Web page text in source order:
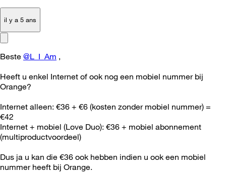
il y a 5 ans
Beste @L_I_Am ,
Heeft u enkel Internet of ook nog een mobiel nummer bij
Orange?
Internet alleen: €36 + €6 (kosten zonder mobiel nummer) =
€42
Internet + mobiel (Love Duo): €36 + mobiel abonnement
(multiproductvoordeel)
Dus ja u kan die €36 ook hebben indien u ook een mobiel
nummer heeft bij Orange.